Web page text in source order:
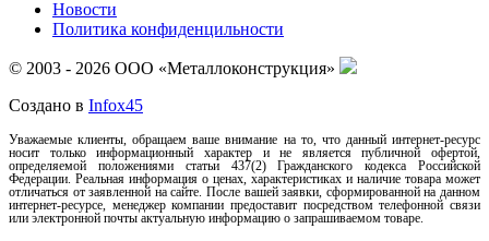
Новости
Политика конфиденцильности
© 2003 - 2026 ООО «Металлоконструкция»
Создано в Infox45
Уважаемые клиенты, обращаем ваше внимание на то, что данный интернет-ресурс
носит только информационный характер и не является публичной офертой,
определяемой положениями статьи 437(2) Гражданского кодекса Российской
Федерации. Реальная информация о ценах, характеристиках и наличие товара может
отличаться от заявленной на сайте. После вашей заявки, сформированной на данном
интернет-ресурсе, менеджер компании предоставит посредством телефонной связи
или электронной почты актуальную информацию о запрашиваемом товаре.